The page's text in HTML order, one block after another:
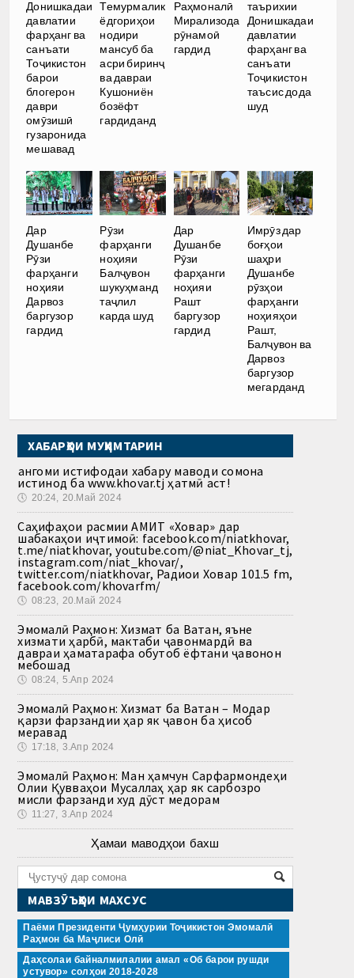
Донишкадаи
давлатии
фарҳанг ва
санъати
Тоҷикистон
барои
блогерон
даври
омӯзишӣ
гузаронида
мешавад
Темурмалик
ёдгориҳои
нодири
мансуб ба
асри биринҷ
ва давраи
Кушониён
бозёфт
гардиданд
Раҳмоналӣ
Мирализода
рӯнамоӣ
гардид
таърихии
Донишкадаи
давлатии
фарҳанг ва
санъати
Тоҷикистон
таъсис дода
шуд
Дар
Душанбе
Рӯзи
фарҳанги
ноҳияи
Дарвоз
баргузор
гардид
Рӯзи
фарҳанги
ноҳияи
Балҷувон
шукуҳманд
таҷлил
карда шуд
Дар
Душанбе
Рӯзи
фарҳанги
ноҳияи
Рашт
баргузор
гардид
Имрӯз дар
боғҳои
шаҳри
Душанбе
рӯзҳои
фарҳанги
ноҳияҳои
Рашт,
Балҷувон ва
Дарвоз
баргузор
мегарданд
ХАБАРҲОИ МУҲИМТАРИН
Ҳангоми истифодаи хабару маводи сомона
истинод ба www.khovar.tj ҳатмӣ аст!
🕔 20:24, 20.Май 2024
Саҳифаҳои расмии АМИТ «Ховар» дар
шабакаҳои иҷтимоӣ: facebook.com/niatkhovar,
t.me/niatkhovar, youtube.com/@niat_Khovar_tj,
instagram.com/niat_khovar/,
twitter.com/niatkhovar, Радиои Ховар 101.5 fm,
facebook.com/khovarfm/
🕔 08:23, 20.Май 2024
Эмомалӣ Раҳмон: Хизмат ба Ватан, яъне
хизмати ҳарбӣ, мактаби ҷавонмардӣ ва
давраи ҳаматарафа обутоб ёфтани ҷавонон
мебошад
🕔 08:24, 5.Апр 2024
Эмомалӣ Раҳмон: Хизмат ба Ватан – Модар
қарзи фарзандии ҳар як ҷавон ба ҳисоб
меравад
🕔 17:18, 3.Апр 2024
Эмомалӣ Раҳмон: Ман ҳамчун Сарфармондеҳи
Олии Қувваҳои Мусаллаҳ ҳар як сарбозро
мисли фарзанди худ дӯст медорам
🕔 11:27, 3.Апр 2024
Ҳамаи маводҳои бахш
МАВЗӮЪҲОИ МАХСУС
Паёми Президенти Ҷумҳурии Тоҷикистон Эмомалӣ
Раҳмон ба Маҷлиси Олӣ
Даҳсолаи байналмилалии амал «Об барои рушди
устувор» солҳои 2018-2028